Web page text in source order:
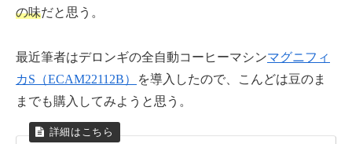
の味だと思う。
最近筆者はデロンギの全自動コーヒーマシンマグニフィ
カS（ECAM22112B）
を導入したので、こんどは豆のま
までも購入してみようと思う。